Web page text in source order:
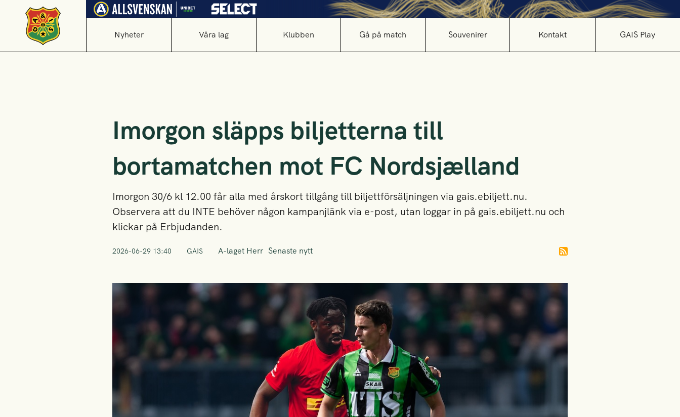
Nyheter Våra lag Klubben Gå på match Souvenirer Kontakt GAIS Play
Imorgon släpps biljetterna till
bortamatchen mot FC Nordsjælland
Imorgon 30/6 kl 12.00 får alla med årskort tillgång till biljettförsäljningen via gais.ebiljett.nu.
Observera att du INTE behöver någon kampanjlänk via e-post, utan loggar in på gais.ebiljett.nu och
klickar på Erbjudanden.
2026-06-29 13:40 GAIS A-laget Herr Senaste nytt